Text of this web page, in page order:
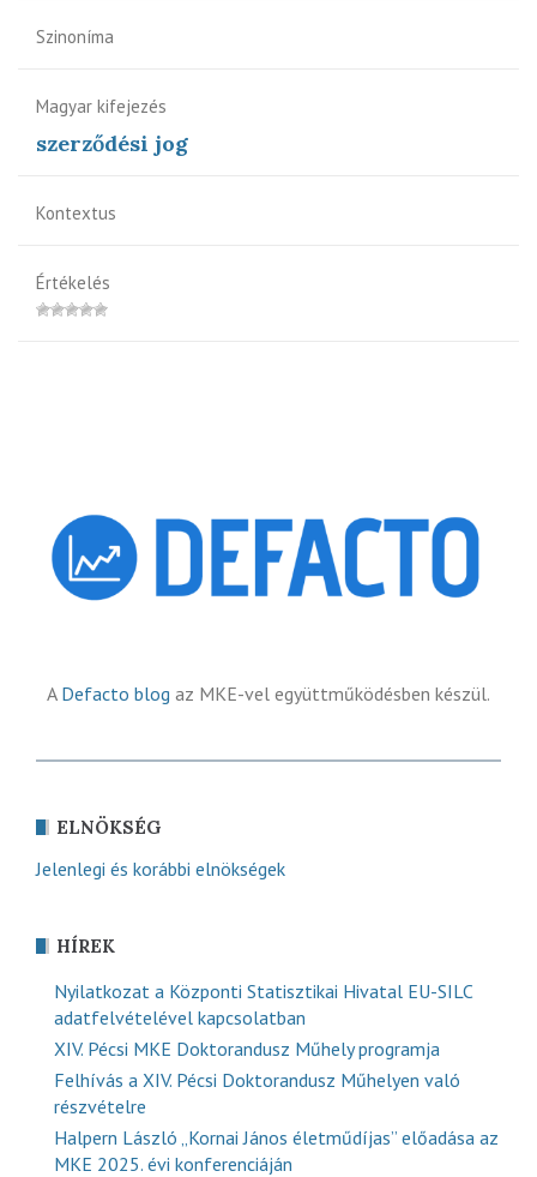
Szinoníma
Magyar kifejezés
szerződési jog
Kontextus
Értékelés
A Defacto blog az MKE-vel együttműködésben készül.
ELNÖKSÉG
Jelenlegi és korábbi elnökségek
HÍREK
Nyilatkozat a Központi Statisztikai Hivatal EU-SILC
adatfelvételével kapcsolatban
XIV. Pécsi MKE Doktorandusz Műhely programja
Felhívás a XIV. Pécsi Doktorandusz Műhelyen való
részvételre
Halpern László „Kornai János életműdíjas” előadása az
MKE 2025. évi konferenciáján